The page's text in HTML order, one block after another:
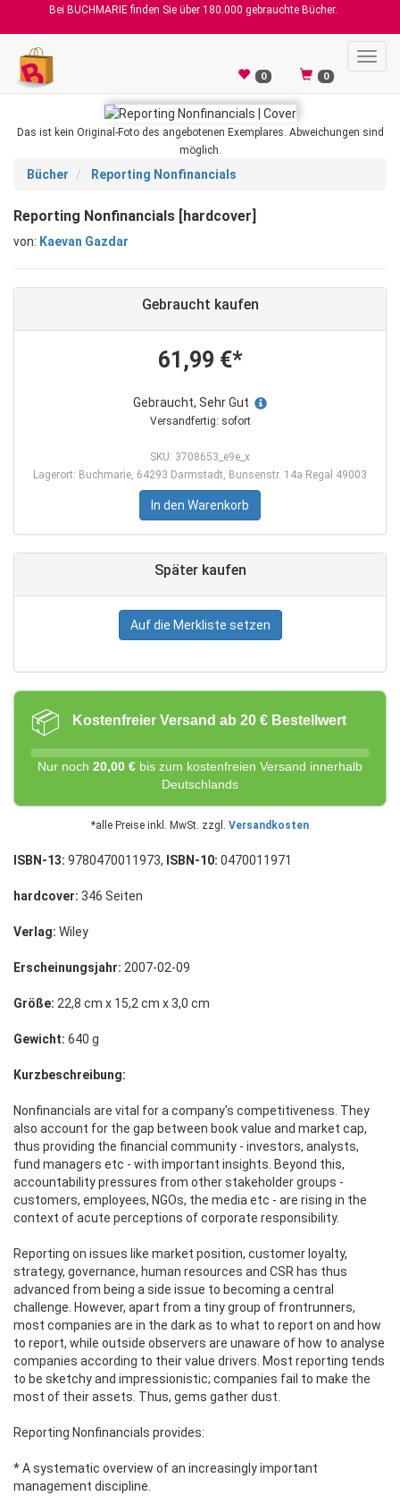
Bei BUCHMARIE finden Sie über 180.000 gebrauchte Bücher.
0 0
Das ist kein Original-Foto des angebotenen Exemplares. Abweichungen sind
möglich.
Bücher Reporting Nonfinancials
Reporting Nonfinancials [hardcover]
von: Kaevan Gazdar
Gebraucht kaufen
61,99 €*
Gebraucht, Sehr Gut
Versandfertig: sofort
SKU: 3708653_e9e_x
Lagerort: Buchmarie, 64293 Darmstadt, Bunsenstr. 14a Regal 49003
In den Warenkorb
Später kaufen
Auf die Merkliste setzen
📦 Kostenfreier Versand ab 20 € Bestellwert
Nur noch 20,00 € bis zum kostenfreien Versand innerhalb
Deutschlands
*alle Preise inkl. MwSt. zzgl. Versandkosten
ISBN-13: 9780470011973, ISBN-10: 0470011971
hardcover: 346 Seiten
Verlag: Wiley
Erscheinungsjahr: 2007-02-09
Größe: 22,8 cm x 15,2 cm x 3,0 cm
Gewicht: 640 g
Kurzbeschreibung:
Nonfinancials are vital for a company's competitiveness. They
also account for the gap between book value and market cap,
thus providing the financial community - investors, analysts,
fund managers etc - with important insights. Beyond this,
accountability pressures from other stakeholder groups -
customers, employees, NGOs, the media etc - are rising in the
context of acute perceptions of corporate responsibility.
Reporting on issues like market position, customer loyalty,
strategy, governance, human resources and CSR has thus
advanced from being a side issue to becoming a central
challenge. However, apart from a tiny group of frontrunners,
most companies are in the dark as to what to report on and how
to report, while outside observers are unaware of how to analyse
companies according to their value drivers. Most reporting tends
to be sketchy and impressionistic; companies fail to make the
most of their assets. Thus, gems gather dust.
Reporting Nonfinancials provides:
* A systematic overview of an increasingly important
management discipline.